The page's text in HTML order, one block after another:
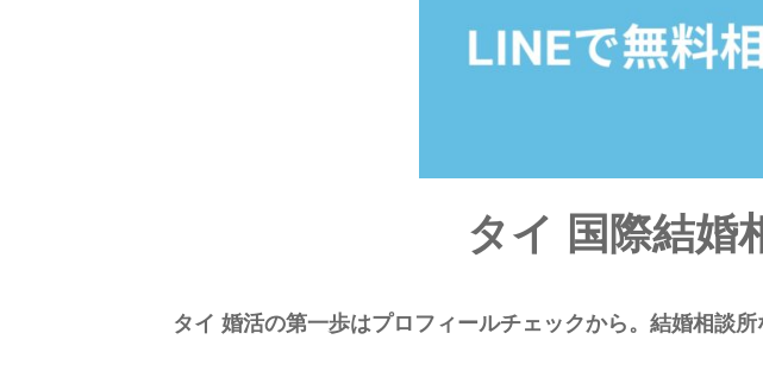
タイ 国際結婚
タイ 婚活の第一歩はプロフィールチェックから。結婚相談所